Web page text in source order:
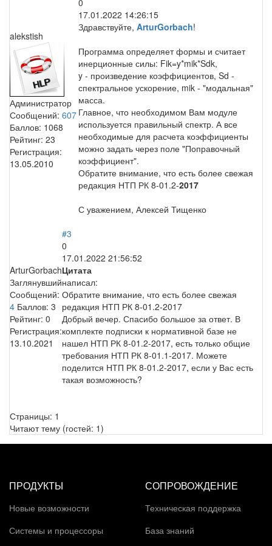
alekstish
Администратор
Сообщений: 607
Баллов: 1068
Рейтинг: 23
Регистрация:
13.05.2010
17.01.2022 14:26:15
Здравствуйте, ArturGorbach!
Программа определяет формы и считает
инерционные силы: Fik=y*mik*Sdk,
y - произведение коэффициентов, Sd -
спектральное ускорение, mik - "модальная"
масса.
Главное, что необходимом Вам модуле
используется правильный спектр. А все
необходимые для расчета коэффициенты
можно задать через поле "Поправочный
коэффициент".
Обратите внимание, что есть более свежая
редакция НТП РК 8-01.2-2017
С уважением, Алексей Тищенко
ArturGorbach
Заглянувший
Сообщений:
4 Баллов: 3
Рейтинг: 0
Регистрация:
13.10.2021
#3
0
17.01.2022 21:56:52
Цитата
написал:
Обратите внимание, что есть более свежая
редакция НТП РК 8-01.2-2017
Добрый вечер. Спасибо большое за ответ. В
комплекте подписки к нормативной базе не
нашел НТП РК 8-01.2-2017, есть только общие
требования НТП РК 8-01.1-2017. Можете
поделится НТП РК 8-01.2-2017, если у Вас есть
такая возможность?
Страницы: 1
Читают тему (гостей: 1)
ПРОДУКТЫ
Новые возможности
Системы и процессоры
СОПРОВОЖДЕНИЕ
Техническая поддержка
База знаний